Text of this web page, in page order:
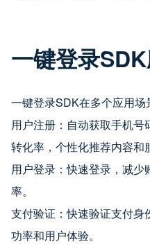
一键登录
一键登录SDK在多个应用场
用户注册：自动获取手机
转化率，个性化推荐内容和
用户登录：快速登录，减
率。
支付验证：快速验证支付
功率和用户体验。